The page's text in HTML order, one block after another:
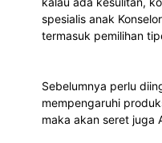
spesialis anak
termasuk pemilihan
Sebelumnya perlu
mempengaruhi
maka akan seret juga